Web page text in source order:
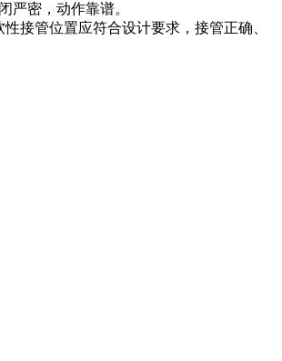
严密，动作靠谱。
接管位置应符合设计要求，接管正确、